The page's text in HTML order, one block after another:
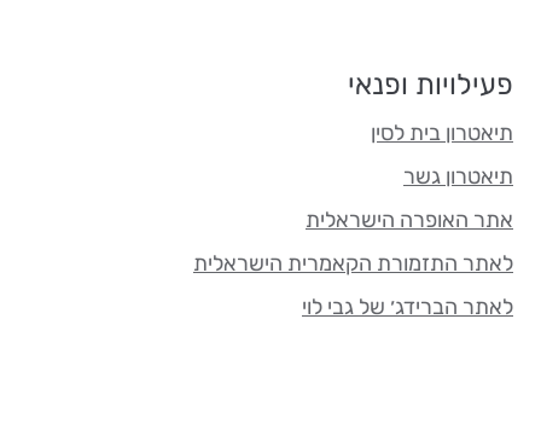
פעילויות ופנאי
תיאטרון בית לסין
תיאטרון גשר
אתר האופרה הישראלית
לאתר התזמורת הקאמרית הישראלית
לאתר הברידג׳ של גבי לוי